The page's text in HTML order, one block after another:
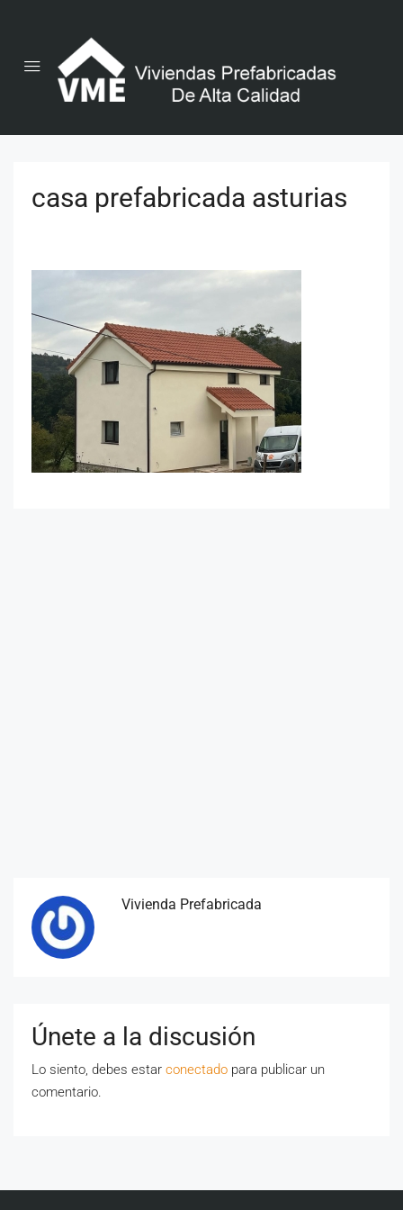
casa prefabricada asturias
Vivienda Prefabricada
Únete a la discusión
Lo siento, debes estar conectado para publicar un
comentario.